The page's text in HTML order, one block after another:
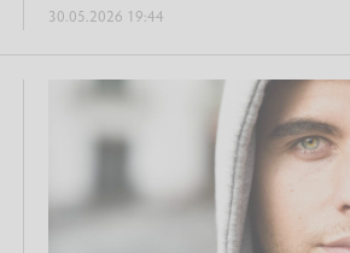
30.05.2026 19:44